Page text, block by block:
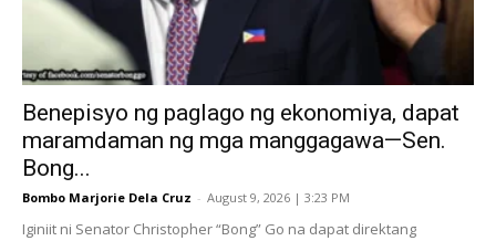
Benepisyo ng paglago ng ekonomiya, dapat
maramdaman ng mga manggagawa—Sen.
Bong...
Bombo Marjorie Dela Cruz - August 9, 2026 | 3:23 PM
Iginiit ni Senator Christopher “Bong” Go na dapat direktang